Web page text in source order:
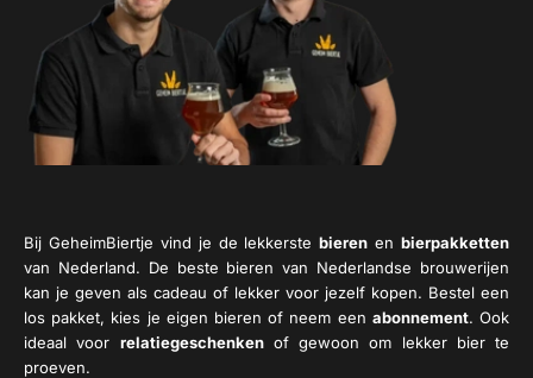
Bij GeheimBiertje vind je de lekkerstebieren en bierpakketten
van Nederland. De beste bieren van Nederlandse brouwerijen
kan je geven als cadeau of lekker voor jezelf kopen. Bestel een
los pakket, kies je eigen bieren of neem een abonnement. Ook
ideaal voor relatiegeschenkenof gewoon om lekker bier te
proeven.